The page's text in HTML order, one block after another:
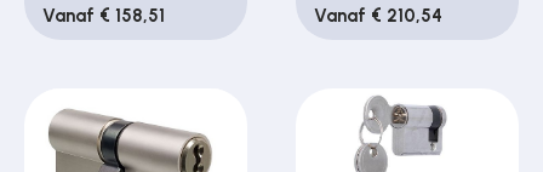
Vanaf € 158,51 Vanaf € 210,54